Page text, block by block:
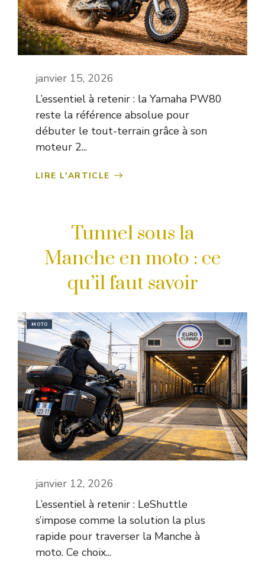
janvier 15, 2026
L’essentiel à retenir : la Yamaha PW80
reste la référence absolue pour
débuter le tout-terrain grâce à son
moteur 2...
LIRE L'ARTICLE
Tunnel sous la
Manche en moto : ce
qu’il faut savoir
MOTO
janvier 12, 2026
L’essentiel à retenir : LeShuttle
s’impose comme la solution la plus
rapide pour traverser la Manche à
moto. Ce choix...